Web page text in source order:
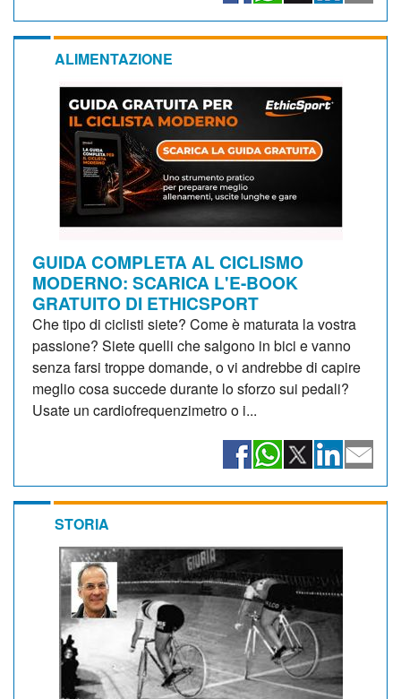
ALIMENTAZIONE
GUIDA COMPLETA AL CICLISMO
MODERNO: SCARICA L'E-BOOK
GRATUITO DI ETHICSPORT
Che tipo di ciclisti siete? Come è maturata la vostra
passione? Siete quelli che salgono in bici e vanno
senza farsi troppe domande, o vi andrebbe di capire
meglio cosa succede durante lo sforzo sui pedali?
Usate un cardiofrequenzimetro o i...
STORIA